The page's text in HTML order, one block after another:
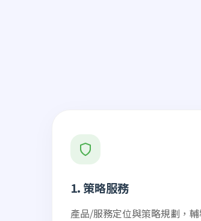
1. 策略服務
產品/服務定位與策略規劃，